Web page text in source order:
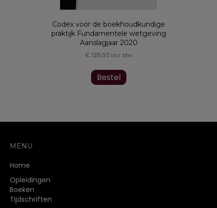
Codex voor de boekhoudkundige
praktijk Fundamentele wetgeving
Aanslagjaar 2020
€ 125,00 incl. btw
Bestel product
heeft
optie
MENU
Home
Opleidingen
Boeken
Tijdschriften